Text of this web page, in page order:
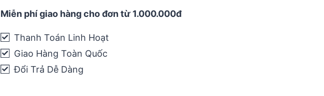
SaltStick
(gói
10
viên)
Miễn phí giao hàng cho đơn từ 1.000.000đ
Thanh Toán Linh Hoạt
Giao Hàng Toàn Quốc
Đổi Trả Dễ Dàng